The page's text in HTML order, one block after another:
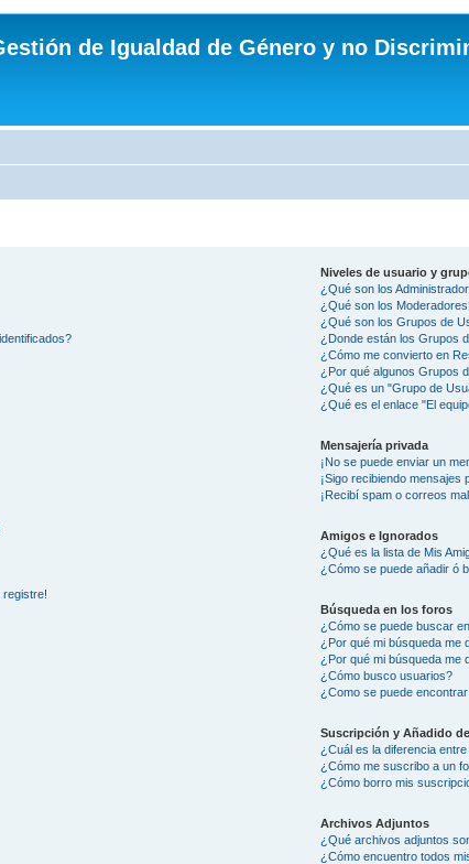
de Igualdad de Género y no
registre!
Niveles de usuario y
¿Qué son los
¿Qué son los
¿Qué son los Grupos de
¿Donde están los Grupos
¿Cómo me convierto en
¿Por qué algunos Grupos
¿Qué es un "Grupo de
¿Qué es el enlace "El
Mensajería privada
¡No se puede enviar un
¡Sigo recibiendo mensajes
¡Recibí spam o correos
Amigos e Ignorados
¿Qué es la lista de Mis
¿Cómo se puede añadir ó
Búsqueda en los foros
¿Cómo se puede buscar
¿Por qué mi búsqueda me
¿Por qué mi búsqueda me
¿Cómo busco usuarios?
¿Como se puede
Suscripción y Añadido
¿Cuál es la diferencia
¿Cómo me suscribo a un
¿Cómo borro mis
Archivos Adjuntos
¿Qué archivos adjuntos
¿Cómo encuentro todos